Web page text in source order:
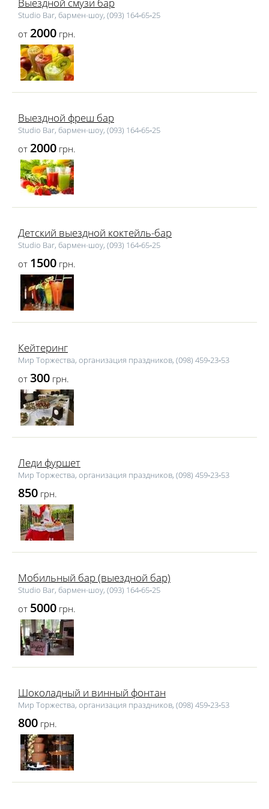
Studio Bar, бармен-шоу, (093) 164‑65‑25
от 2000 грн.
Выездной фреш бар
Studio Bar, бармен-шоу, (093) 164‑65‑25
от 2000 грн.
Детский выездной коктейль-бар
Studio Bar, бармен-шоу, (093) 164‑65‑25
от 1500 грн.
Кейтеринг
Мир Торжества, организация праздников, (098) 459‑23‑53
от 300 грн.
Леди фуршет
Мир Торжества, организация праздников, (098) 459‑23‑53
850 грн.
Мобильный бар (выездной бар)
Studio Bar, бармен-шоу, (093) 164‑65‑25
от 5000 грн.
Шоколадный и винный фонтан
Мир Торжества, организация праздников, (098) 459‑23‑53
800 грн.